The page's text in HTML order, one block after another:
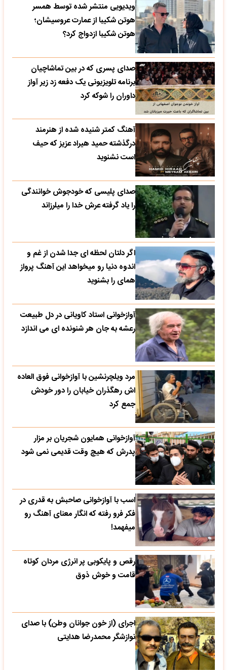
ویدیویی منتشر شده توسط همسر
هوتن شکیبا از عمارت عروسیشان؛
هوتن شکیبا ازدواج کرد؟
صدای پسری که در بین تماشاچیان
برنامه تلویزیونی یک دفعه زد زیر آواز
داوران را شوکه کرد
آهنگ کمتر شنیده شده از هنرمند
درگذشته حمید هیراد عزیز که حیف
است نشنوید
صدای پلیسی که خودجوش خوانندگی
را یاد گرفته عرش خدا را میلرزاند
اگر دلتان لحظه ای جدا شدن از غم و
اندوه دنیا رو میخواهد این آهنگ پرواز
همای را بشنوید
آوازخوانی استاد کاویانی در دل طبیعت
رعشه به جان هر شنونده ای می اندازد
مرد ویلچرنشین با آوازخوانی فوق العاده
اش رهگذران خیابان را دور خودش
جمع کرد
آوازخوانی همایون شجریان بر مزار
پدرش که هیچ وقت قدیمی نمی شود
اسب با آوازخوانی صاحبش به قدری در
فکر فرو رفته که انگار معنای آهنگ رو
میفهمد!
رقص و پایکوبی پر انرژی مردان کوتاه
قامت و خوش ذوق
اجرای (از خون جوانان وطن) با صدای
نوازشگر محمدرضا هدایتی